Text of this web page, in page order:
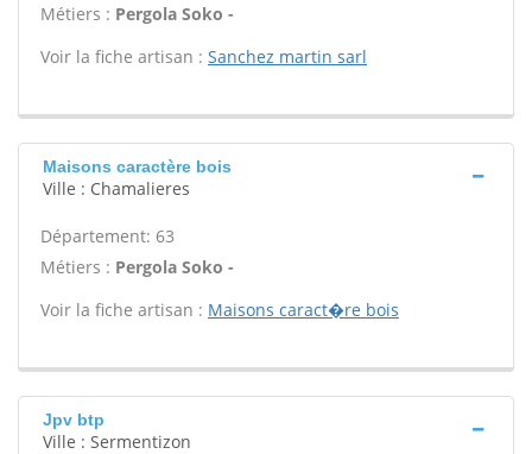
Métiers : Pergola Soko -
Voir la fiche artisan : Sanchez martin sarl
Maisons caractère bois
Ville : Chamalieres
Département: 63
Métiers : Pergola Soko -
Voir la fiche artisan : Maisons caract�re bois
Jpv btp
Ville : Sermentizon